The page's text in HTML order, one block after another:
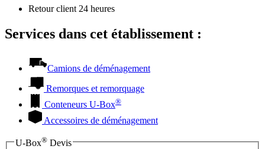
Retour client 24 heures
Services dans cet établissement :
Camions de déménagement
Remorques et remorquage
Conteneurs U-Box®
Accessoires de déménagement
U-Box® Devis